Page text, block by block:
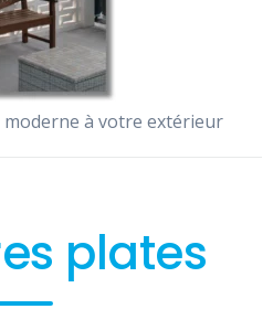
à votre extérieur
plates